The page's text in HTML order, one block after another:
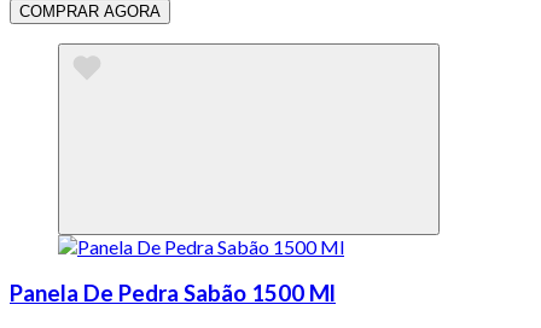
COMPRAR AGORA
Panela De Pedra Sabão 1500 Ml